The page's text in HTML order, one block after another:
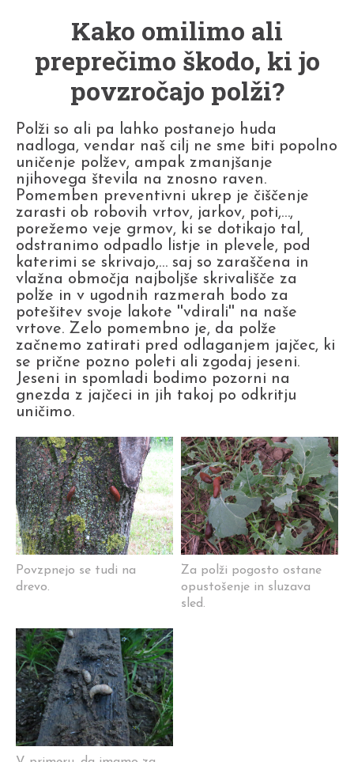
Kako omilimo ali
preprečimo škodo, ki jo
povzročajo polži?
Polži so ali pa lahko postanejo huda
nadloga, vendar naš cilj ne sme biti popolno
uničenje polžev, ampak zmanjšanje
njihovega števila na znosno raven.
Pomemben preventivni ukrep je čiščenje
zarasti ob robovih vrtov, jarkov, poti,…,
porežemo veje grmov, ki se dotikajo tal,
odstranimo odpadlo listje in plevele, pod
katerimi se skrivajo,… saj so zaraščena in
vlažna območja najboljše skrivališče za
polže in v ugodnih razmerah bodo za
potešitev svoje lakote ''vdirali'' na naše
vrtove. Zelo pomembno je, da polže
začnemo zatirati pred odlaganjem jajčec, ki
se prične pozno poleti ali zgodaj jeseni.
Jeseni in spomladi bodimo pozorni na
gnezda z jajčeci in jih takoj po odkritju
uničimo.
Povzpnejo se tudi na
drevo.
Za polži pogosto ostane
opustošenje in sluzava
sled.